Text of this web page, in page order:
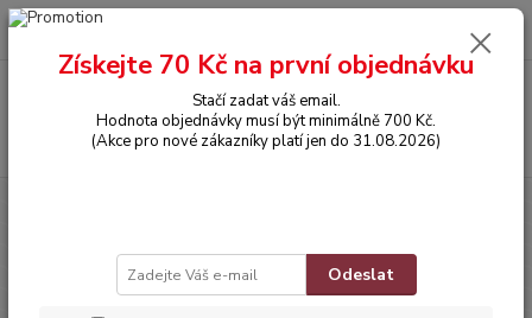
Hledat
0,00 Kč
Svetřík s kapucí
Získejte 70 Kč na první objednávku
Stačí zadat váš email.
Hodnota objednávky musí být minimálně 700 Kč.
(Akce pro nové zákazníky platí jen do 31.08.2026)
Odeslat